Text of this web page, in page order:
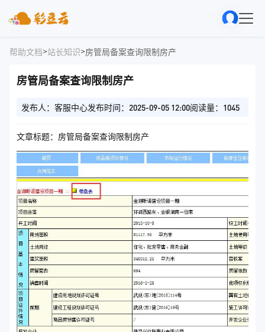
帮助文档>站长知识>房管局备案查询限制房产
房管局备案查询限制房产
发布人：客服中心发布时间：2025-09-05 12:00阅读量：1045
文章标题：房管局备案查询限制房产